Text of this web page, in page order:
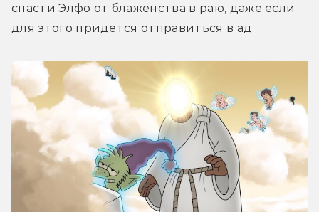
спасти Элфо от блаженства в раю, даже если
для этого придется отправиться в ад.